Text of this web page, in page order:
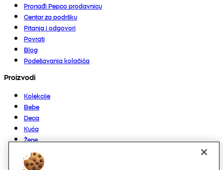
Pronađi Pepco prodavnicu
Centar za podršku
Pitanja i odgovori
Povrati
Blog
Podešavanja kolačića
Proizvodi
Kolekcije
Bebe
Deca
Kuća
Žene
Muškarci
Ostalo